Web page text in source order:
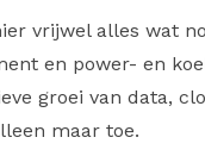
vrijwel alles wat
en power- en
groei van data,
maar toe.